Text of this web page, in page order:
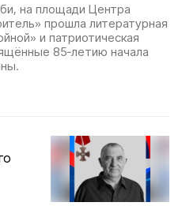
на площади Центра
прошла литературная
и патриотическая
85‑летию начала